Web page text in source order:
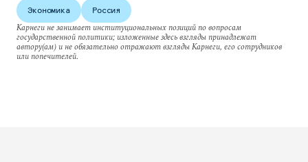
Экономика
Россия
Карнеги не занимает институциональных позиций по вопросам
государственной политики; изложенные здесь взгляды принадлежат
автору(ам) и не обязательно отражают взгляды Карнеги, его сотрудников
или попечителей.